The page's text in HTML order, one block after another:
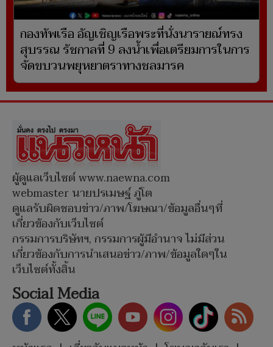
กองทัพเรือ อัญเชิญเรือพระที่นั่งนารายณ์ทรง
สุบรรณ รัชกาลที่ 9 ลงน้ำเพื่อเตรียมการในการ
จัดขบวนพยุหยาตราทางชลมารค
ผู้ดูแลเว็บไซต์ www.naewna.com
webmaster นายปรเมษฐ์ ภู่โต
ดูแลรับผิดชอบข่าว/ภาพ/โฆษณา/ข้อมูลอื่นๆที่
เกี่ยวข้องกับเว็บไซต์
กรรมการบริษัทฯ, กรรมการผู้มีอำนาจ ไม่มีส่วน
เกี่ยวข้องกับการนำเสนอข่าว/ภาพ/ข้อมูลใดๆใน
เว็บไซต์ทั้งสิ้น
Social Media